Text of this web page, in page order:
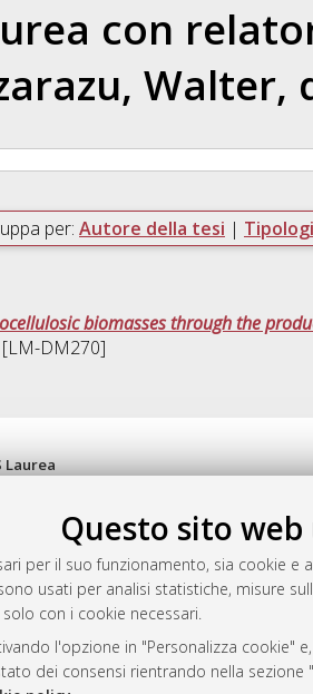
Questo sito
per il suo funzionamento, sia cookie
usati per analisi statistiche, misure
con i cookie necessari.
l'opzione in "Personalizza
dei consensi rientrando nella
con
Walter,
per: Autore della tesi |
biomasses through the
DM270]
Laurea
Cookie
sulla privacy
d’uso del sito
di Bologna, 2007-2026.